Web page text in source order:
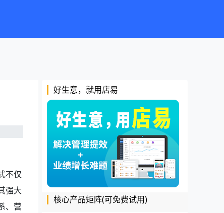
不仅
强大
、营
好生意，就用店易
核心产品矩阵(可免费试用)